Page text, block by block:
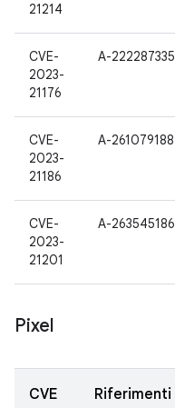
21214
CVE-
2023-
21176
A-222287335
CVE-
2023-
21186
A-261079188
CVE-
2023-
21201
A-263545186
Pixel
CVE Riferimenti